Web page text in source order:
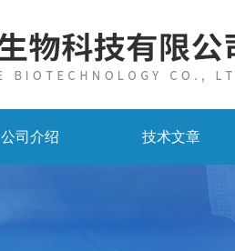
公司介绍 技术文章